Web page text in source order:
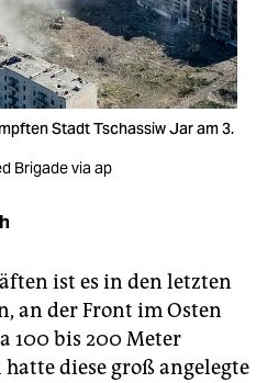
Stadt Tschassiw Jar am 3.
Brigade via ap
ist es in den letzten
an der Front im Osten
100 bis 200 Meter
diese groß angelegte